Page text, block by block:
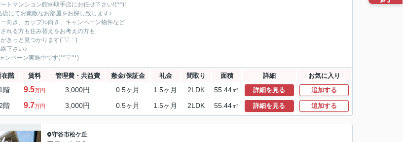
トマンション館㈱取手店にお任せ下さい!(^^)!
にてお素敵なお部屋をお探し致します♪
向き、カップル向き、キャンペーン物件など
れる方も住み替えをお考えの方も
きっと見つかります(´▽｀)
下さい♪
ンペーン実施中です(*^▽^*)
在階 賃料 管理費・共益費 敷金/保証金 礼金 間取り 面積 詳細 お気に入り
1階 9.5万円 3,000円 0.5ヶ月 1.5ヶ月 2LDK 55.44㎡ 詳細を見る 追加する
2階 9.7万円 3,000円 0.5ヶ月 1.5ヶ月 2LDK 55.44㎡ 詳細を見る 追加する
守谷市松ケ丘